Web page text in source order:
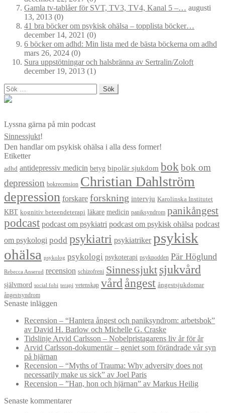
Gamla tv-tablåer för SVT, TV3, TV4, Kanal 5 –… augusti
13, 2013 (0)
41 bra böcker om psykisk ohälsa – topplista böcker…
december 14, 2021 (0)
6 böcker om adhd: Min lista med de bästa böckerna om adhd
mars 26, 2024 (0)
Sura uppstötningar och halsbränna av Sertralin/Zoloft
december 19, 2013 (1)
Sök
efter:
Lyssna gärna på min podcast
Sinnessjukt!
Den handlar om psykisk ohälsa i alla dess former!
Etiketter
adhd antidepressiv medicin betyg bipolär sjukdom bokbok om
depression
bokrecension Christian Dahlström
depression forskare forskning intervju Karolinska Institutet
KBT kognitiv beteendeterapi läkare medicin paniksyndrom panikångest
podcast podcast om psykiatri podcast om psykisk ohälsa podcast
om psykologi podd psykiatri psykiatriker psykisk
ohälsa psykolog psykologi psykoterapi psykpodden Pär Höglund
Rebecca Anserud recension schizofreni Sinnessjukt sjukvård
självmord social fobi terapi vetenskap vård ångest ångestsjukdomar
ångestsyndrom
Senaste inläggen
Recension – “Hantera ångest och paniksyndrom: arbetsbok”
av David H. Barlow och Michelle G. Craske
Tidslinje Arvid Carlsson – Nobelpristagarens liv år för år
Arvid Carlsson-dokumentär – geniet som förändrade vår syn
på hjärnan
Recension – “Myths of Trauma: Why adversity does not
necessarily make us sick” av Joel Paris
Recension – ”Han, hon och hjärnan” av Markus Heilig
Senaste kommentarer